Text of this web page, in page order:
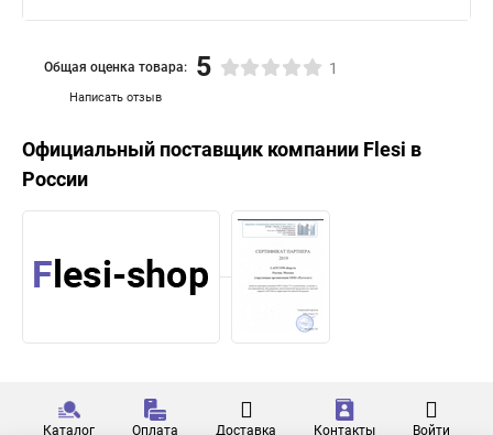
Написать отзыв
Общая оценка товара: 5 1
Официальный поставщик компании Flesi в
России
Каталог Оплата Доставка Контакты Войти